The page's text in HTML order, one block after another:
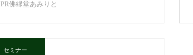
PR佛縁堂あみりと
セミナー